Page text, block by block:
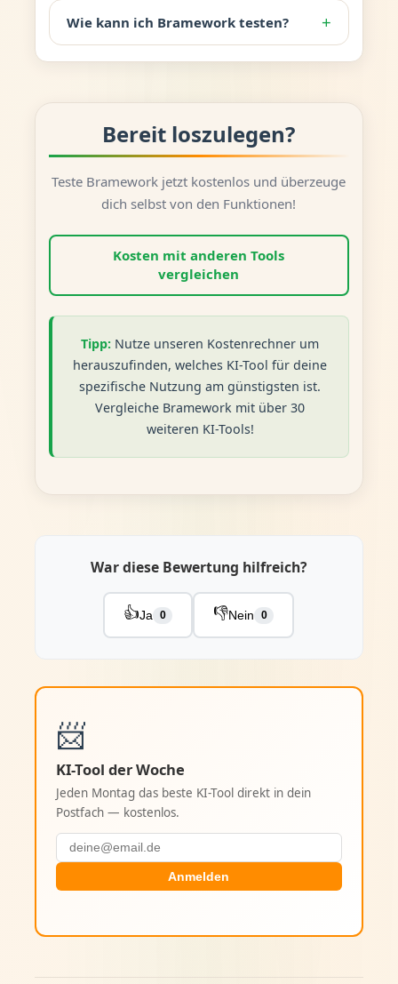
Wie kann ich Bramework testen? +
Bereit loszulegen?
Teste Bramework jetzt kostenlos und überzeuge
dich selbst von den Funktionen!
Kosten mit anderen Tools
vergleichen
Tipp: Nutze unseren Kostenrechner um
herauszufinden, welches KI-Tool für deine
spezifische Nutzung am günstigsten ist.
Vergleiche Bramework mit über 30
weiteren KI-Tools!
War diese Bewertung hilfreich?
👍Ja 0 👎Nein 0
📨
KI-Tool der Woche
Jeden Montag das beste KI-Tool direkt in dein
Postfach — kostenlos.
Anmelden